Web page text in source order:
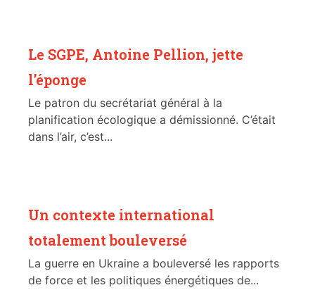
Le SGPE, Antoine Pellion, jette
l’éponge
Le patron du secrétariat général à la
planification écologique a démissionné. C’était
dans l’air, c’est...
Un contexte international
totalement bouleversé
La guerre en Ukraine a bouleversé les rapports
de force et les politiques énergétiques de...